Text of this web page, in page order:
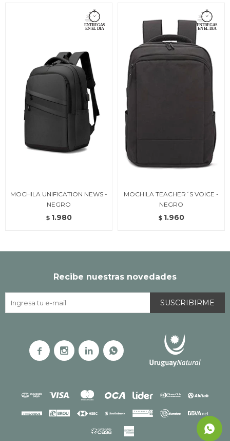
MOCHILA UNIFICATION NEWS -
NEGRO
$ 1.980
MOCHILA TEACHER´S VOICE -
NEGRO
$ 1.960
Recibe nuestras novedades
SUSCRIBIRME
   